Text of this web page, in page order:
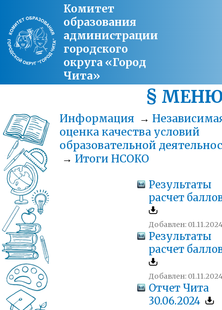
Комитет
образования
администрации
городского
округа «Город
Чита»
§
Информация →
оценка качества условий
образовательной
→ Итоги НСОКО
Результаты
расчет
Добавлен: 01.11.2024
Результаты
расчет
Добавлен: 01.11.2024
Отчет Чита
30.06.2024